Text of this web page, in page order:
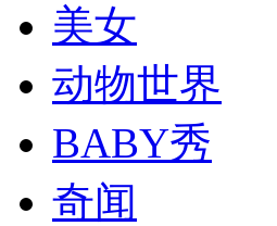
消防员救轻生者
纽约上演“枕头大战”
司机酒驾遇交警 急速倒车逃窜
美女
动物世界
BABY秀
奇闻